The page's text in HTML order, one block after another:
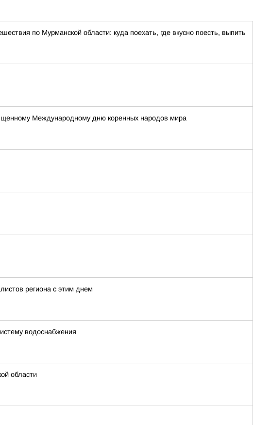
по Мурманской области: куда поехать, где вкусно поесть, выпить
Международному дню коренных народов мира
региона с этим днем
водоснабжения
области